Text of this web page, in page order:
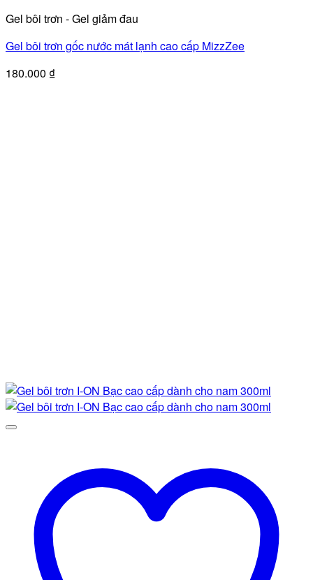
Gel bôi trơn - Gel giảm đau
Gel bôi trơn gốc nước mát lạnh cao cấp MizzZee
180.000 ₫